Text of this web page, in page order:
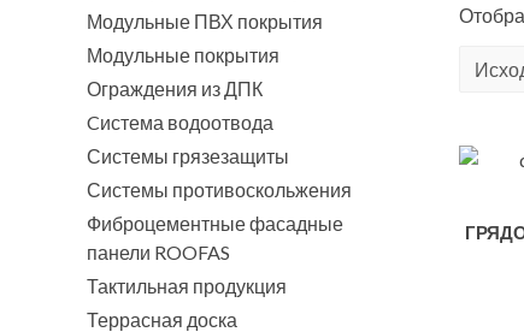
Модульные ПВХ покрытия
Модульные покрытия
Ограждения из ДПК
Cистема водоотвода
Системы грязезащиты
Системы противоскольжения
Фиброцементные фасадные
панели ROOFAS
Тактильная продукция
Террасная доска